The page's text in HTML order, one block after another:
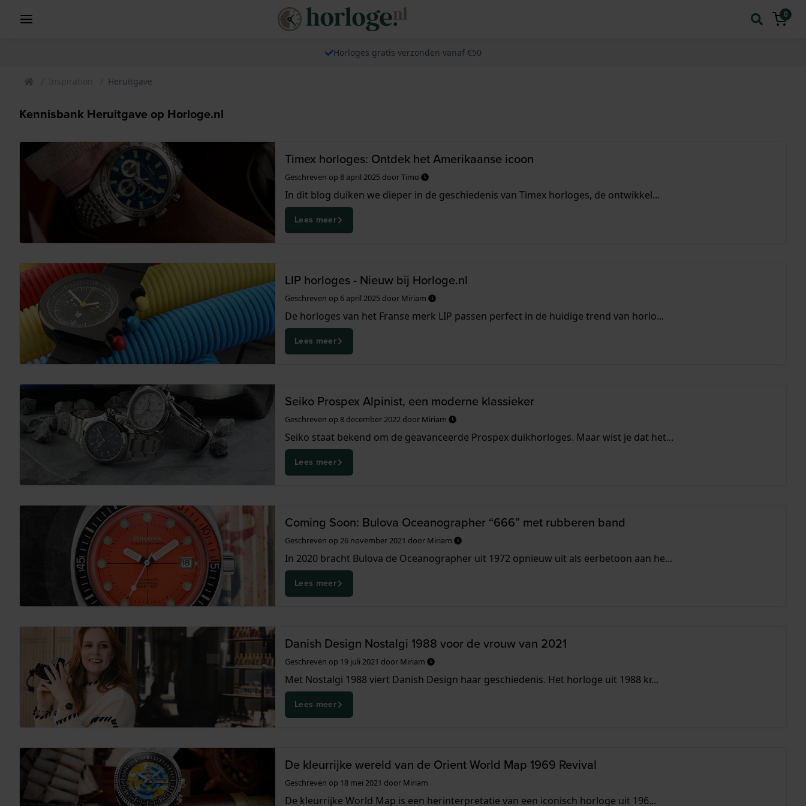
0
Horloges gratis verzonden vanaf €50
Inspiration Heruitgave
Kennisbank Heruitgave op Horloge.nl
Timex horloges: Ontdek het Amerikaanse icoon
Geschreven op 8 april 2025doorTimo
In dit blog duiken we dieper in de geschiedenis van Timex horloges, de ontwikkel...
Lees meer
LIP horloges - Nieuw bij Horloge.nl
Geschreven op 6 april 2025door Miriam
De horloges van het Franse merk LIP passen perfect in de huidige trend van horlo...
Lees meer
Seiko Prospex Alpinist, een moderne klassieker
Geschreven op 8 december 2022door Miriam
Seiko staat bekend om de geavanceerde Prospex duikhorloges. Maar wist je dat het...
Lees meer
Coming Soon: Bulova Oceanographer “666” met rubberen band
Geschreven op 26 november 2021 door Miriam
In 2020 bracht Bulova de Oceanographer uit 1972 opnieuw uit als eerbetoon aan he...
Lees meer
Danish Design Nostalgi 1988 voor de vrouw van 2021
Geschreven op 19 juli 2021 door Miriam
Met Nostalgi 1988 viert Danish Design haar geschiedenis. Het horloge uit 1988 kr...
Lees meer
De kleurrijke wereld van de Orient World Map 1969 Revival
Geschreven op 18 mei 2021 door Miriam
De kleurrijke World Map is een herinterpretatie van een iconisch horloge uit 196...